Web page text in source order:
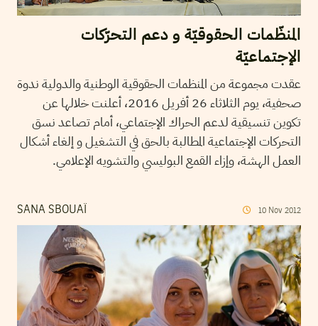
المنظّمات الحقوقيّة و دعم التحرّكات
الإجتماعيّة
عقدت مجموعة من المنظمات الحقوقية الوطنية والدولية ندوة
صحفية، يوم الثلاثاء 26 أفريل 2016، أعلنت خلالها عن
تكوين تنسيقية لدعم الحراك الإجتماعي، أمام تصاعد نسق
التحركات الإجتماعية المطالبة بالحق في التشغيل و إلغاء أشكال
العمل الهشة، وإزاء القمع البوليسي والتشويه الإعلامي.
SANA SBOUAÏ 10 Nov 2012